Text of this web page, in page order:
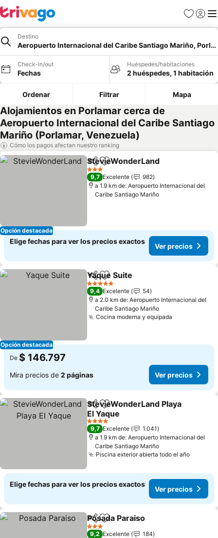
Favoritos
Iniciar
Destino
Aeropuerto Internacional del Caribe Santiago Mariño,
Check-in/out
Fechas
Huéspedes/habitaciones
2 huéspedes, 1 habitación
Ordenar Filtrar Mapa
Alojamientos en Porlamar cerca de
Aeropuerto Internacional del Caribe Santiago
Mariño (Porlamar, Venezuela)
Cómo los pagos afectan nuestro ranking
Opción destacada
CompartirAgregar a favoritos
StevieWonderLand
3 Estrellas
9,7 Excelente
982
a 1.9 km de: Aeropuerto Internacional del
Caribe Santiago Mariño
Elige fechas para ver los precios exactos
Ver precios
Opción destacada
Compartir
Agregar a favoritos
Yaque Suite
5 Estrellas
9,4 Excelente
54
a 2.0 km de: Aeropuerto Internacional del
Caribe Santiago Mariño
Cocina moderna y equipada
De $ 146.797
Mira precios de 2 páginas Ver precios
CompartirAgregar a favoritos
StevieWonderLand Playa
El Yaque
4 Estrellas
9,7 Excelente
1.041
a 1.9 km de: Aeropuerto Internacional del
Caribe Santiago Mariño
Piscina exterior abierta todo el año
Elige fechas para ver los precios exactos
Ver precios
CompartirAgregar a favoritos
Posada Paraiso
3 Estrellas
9,2 Excelente
184